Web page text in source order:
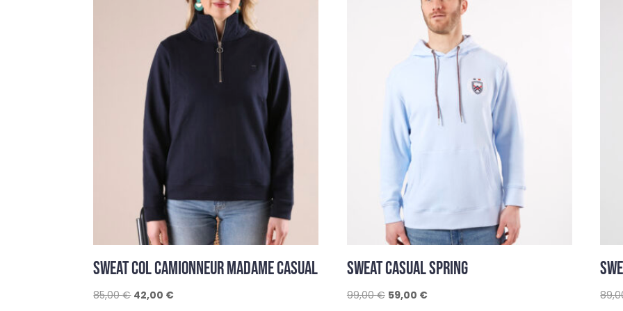
SWEAT COL CAMIONNEUR MADAME CASUAL
85,00€ Le
42,00 €Le
SWEAT CASUAL SPRING
99,00€ Le
59,00 €Le